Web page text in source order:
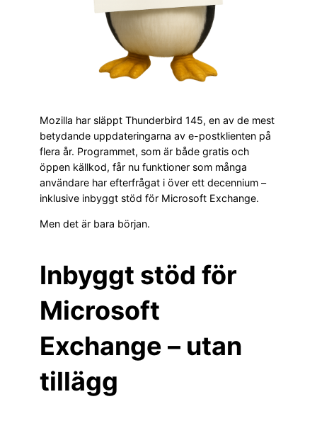
Mozilla har släppt Thunderbird 145, en av de mest
betydande uppdateringarna av e-postklienten på
flera år. Programmet, som är både gratis och
öppen källkod, får nu funktioner som många
användare har efterfrågat i över ett decennium –
inklusive inbyggt stöd för Microsoft Exchange.
Men det är bara början.
Inbyggt stöd för
Microsoft
Exchange – utan
tillägg